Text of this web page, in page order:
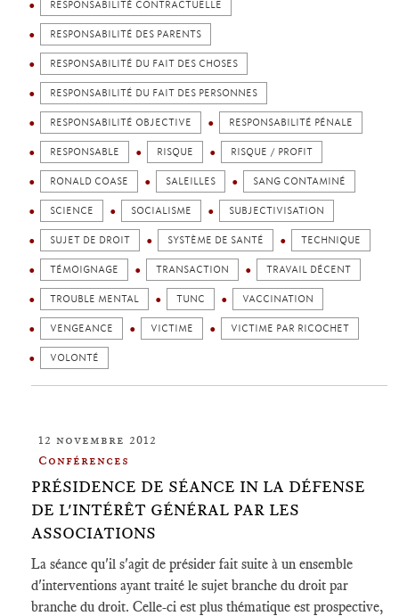
RESPONSABILITÉ CONTRACTUELLE
RESPONSABILITÉ DES PARENTS
RESPONSABILITÉ DU FAIT DES CHOSES
RESPONSABILITÉ DU FAIT DES PERSONNES
RESPONSABILITÉ OBJECTIVE RESPONSABILITÉ PÉNALE
RESPONSABLE RISQUE RISQUE / PROFIT
RONALD COASE SALEILLES SANG CONTAMINÉ
SCIENCE SOCIALISME SUBJECTIVISATION
SUJET DE DROIT SYSTÈME DE SANTÉ TECHNIQUE
TÉMOIGNAGE TRANSACTION TRAVAIL DÉCENT
TROUBLE MENTAL TUNC VACCINATION
VENGEANCE VICTIME VICTIME PAR RICOCHET
VOLONTÉ
12 novembre 2012
Conférences
PRÉSIDENCE DE SÉANCE IN LA DÉFENSE
DE L'INTÉRÊT GÉNÉRAL PAR LES
ASSOCIATIONS
La séance qu'il s'agit de présider fait suite à un ensemble
d'interventions ayant traité le sujet branche du droit par
branche du droit. Celle-ci est plus thématique est prospective,